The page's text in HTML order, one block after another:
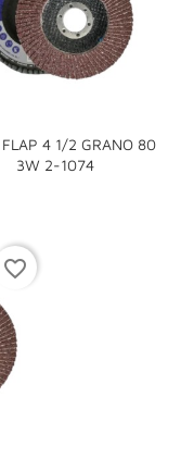
FLAP 4 1/2 GRANO 80
3W 2-1074
favorite_border